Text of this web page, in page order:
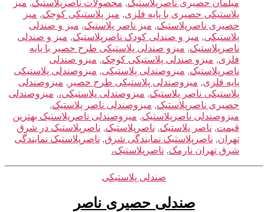
مبلمان حصیری ناصرپلاستیک, محصولات ناصرپلاستیک, میز
پلاستیکی حصیری با پایه فلزی, میز پلاستیکی کوچک, میز
حصیری ناصرپلاستیک, میز ناصر پلاستیک, میز و صندلی
پلاستیکی, میز و صندلی کودک ناصرپلاستیک, میز و صندلی
ناصرپلاستیک, میزو صندلی پلاستیکی طرح حصیر با پایه
فلزی, میزو صندلی پلاستیکی کوچک, میزو صندلی
ناصرپلاستیک, میزوصندلی پلاستیکی, میزوصندلی پلاستیکی
پایه فلزی, میزوصندلی پلاستیکی طرح حصیر , میزوصندلی
پلاستیکی ناصر پلاستیک, میزوصندلی پلاستیکی،, میزوصندلی
حصیری ناصرپلاستیک, میزوصندلی ناصر پلاستیک,
میزوصندلی ناصرپلاستیک, میزوصندلی ناصرپلاستیک بهترین
قیمت, ناصر پلاستیک, ناصرپلاستیک, ناصرپلاستیک در شرق
تهران, ناصرپلاستیک نمایندگی شرق, ناصرپلاستیک نمایندگی
شرق تهران نارمک, ناصرپلاستیک،
دسته‌ها
صندلی پلاستیکی
صندلی حصیری ناصر